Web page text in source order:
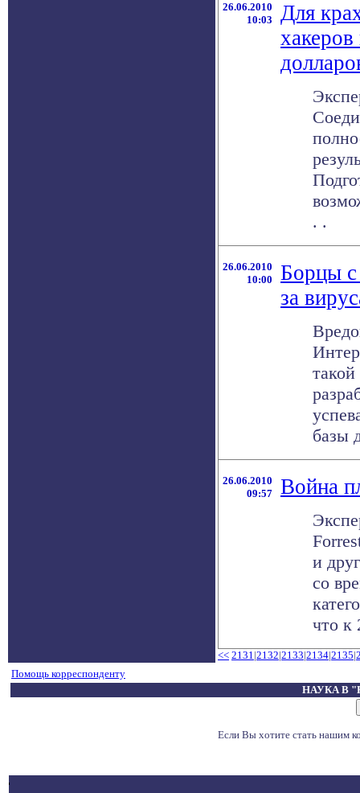
26.06.2010
10:03
Для
. .
26.06.2010
10:00
Борцы с
за
базы
26.06.2010
09:57
Война
и
со
что к
<< 2131|2132|2133|2134|2135|
Помощь корреспонденту
НАУКА В
Если Вы хотите стать нашим